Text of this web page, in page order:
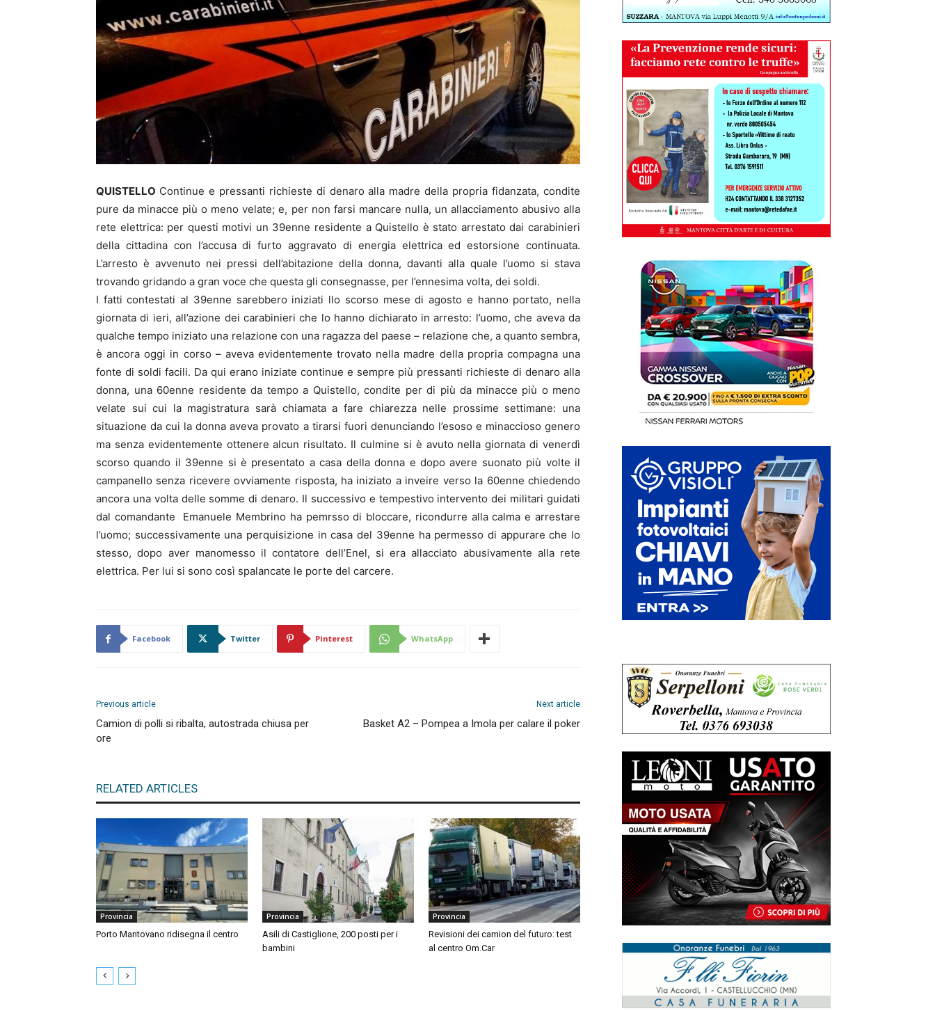
QUISTELLO Continue e pressanti richieste di denaro alla madre della propria fidanzata, condite
pure da minacce più o meno velate; e, per non farsi mancare nulla, un allacciamento abusivo alla
rete elettrica: per questi motivi un 39enne residente a Quistello è stato arrestato dai carabinieri
della cittadina con l’accusa di furto aggravato di energia elettrica ed estorsione continuata.
L’arresto è avvenuto nei pressi dell’abitazione della donna, davanti alla quale l’uomo si stava
trovando gridando a gran voce che questa gli consegnasse, per l’ennesima volta, dei soldi.
I fatti contestati al 39enne sarebbero iniziati llo scorso mese di agosto e hanno portato, nella
giornata di ieri, all’azione dei carabinieri che lo hanno dichiarato in arresto: l’uomo, che aveva da
qualche tempo iniziato una relazione con una ragazza del paese – relazione che, a quanto sembra,
è ancora oggi in corso – aveva evidentemente trovato nella madre della propria compagna una
fonte di soldi facili. Da qui erano iniziate continue e sempre più pressanti richieste di denaro alla
donna, una 60enne residente da tempo a Quistello, condite per di più da minacce più o meno
velate sui cui la magistratura sarà chiamata a fare chiarezza nelle prossime settimane: una
situazione da cui la donna aveva provato a tirarsi fuori denunciando l’esoso e minaccioso genero
ma senza evidentemente ottenere alcun risultato. Il culmine si è avuto nella giornata di venerdì
scorso quando il 39enne si è presentato a casa della donna e dopo avere suonato più volte il
campanello senza ricevere ovviamente risposta, ha iniziato a inveire verso la 60enne chiedendo
ancora una volta delle somme di denaro. Il successivo e tempestivo intervento dei militari guidati
dal comandante Emanuele Membrino ha pemrsso di bloccare, ricondurre alla calma e arrestare
l’uomo; successivamente una perquisizione in casa del 39enne ha permesso di appurare che lo
stesso, dopo aver manomesso il contatore dell’Enel, si era allacciato abusivamente alla rete
elettrica. Per lui si sono così spalancate le porte del carcere.
Facebook Twitter Pinterest WhatsApp
Previous article
Camion di polli si ribalta, autostrada chiusa per
ore
Next article
Basket A2 – Pompea a Imola per calare il poker
RELATED ARTICLES
Provincia
Porto Mantovano ridisegna il centro
Provincia
Asili di Castiglione, 200 posti per i
bambini
Provincia
Revisioni dei camion del futuro: test
al centro Om.Car